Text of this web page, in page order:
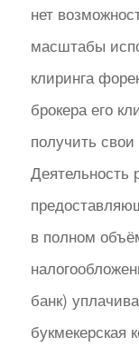
нет
масштабы
клиринга
брокера его
получить
Деятельность
в полном
банк)
букмекерская